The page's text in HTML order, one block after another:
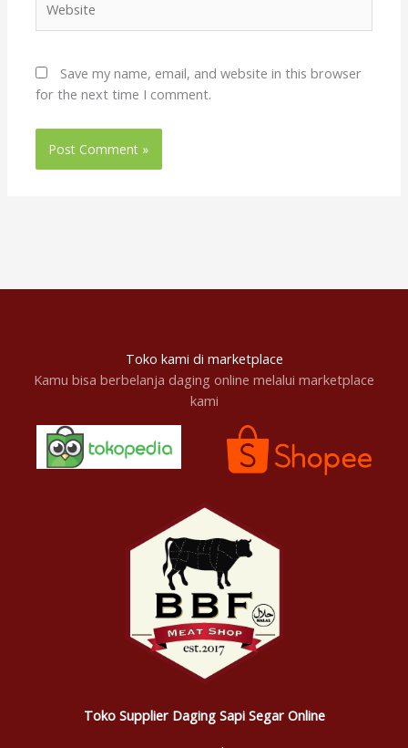
Save my name, email, and website in this browser
for the next time I comment.
Toko kami di marketplace
Kamu bisa berbelanja daging online melalui marketplace
kami
Toko Supplier Daging Sapi Segar Online